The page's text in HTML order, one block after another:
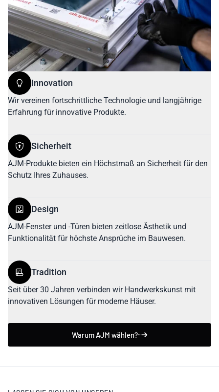
Warum AJM wählen?
Innovation
Wir vereinen fortschrittliche Technologie und langjährige
Erfahrung für innovative Produkte.
Sicherheit
AJM-Produkte bieten ein Höchstmaß an Sicherheit für den
Schutz Ihres Zuhauses.
Design
AJM-Fenster und -Türen bieten zeitlose Ästhetik und
Funktionalität für höchste Ansprüche im Bauwesen.
Tradition
Seit über 30 Jahren verbinden wir Handwerkskunst mit
innovativen Lösungen für moderne Häuser.